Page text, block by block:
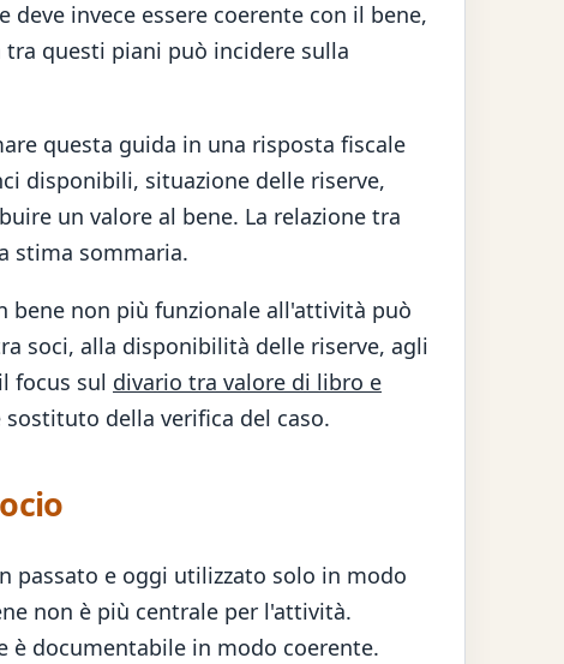
invece essere coerente con il bene,
questi piani può incidere sulla
questa guida in una risposta fiscale
disponibili, situazione delle riserve,
un valore al bene. La relazione tra
stima sommaria.
bene non più funzionale all'attività può
soci, alla disponibilità delle riserve, agli
focus sul divario tra valore di libro e
della verifica del caso.
passato e oggi utilizzato solo in modo
non è più centrale per l'attività.
è documentabile in modo coerente.